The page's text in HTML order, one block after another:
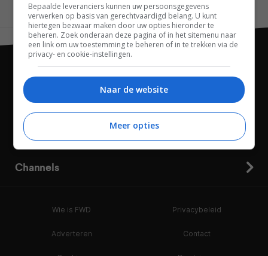
Vorige Volgende
Channels
Wie is FWD Privacybeleid
Adverteren Contact
Bepaalde leveranciers kunnen uw persoonsgegevens
verwerken op basis van gerechtvaardigd belang. U kunt
hiertegen bezwaar maken door uw opties hieronder te
beheren. Zoek onderaan deze pagina of in het sitemenu naar
een link om uw toestemming te beheren of in te trekken via de
privacy- en cookie-instellingen.
Naar de website
Meer opties